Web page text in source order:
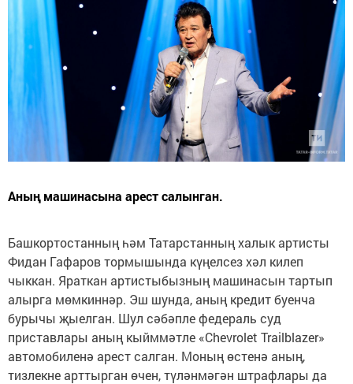
Аның машинасына арест салынган.
Башкортостанның һәм Татарстанның халык артисты
Фидан Гафаров тормышында күңелсез хәл килеп
чыккан. Яраткан артистыбызның машинасын тартып
алырга мөмкиннәр. Эш шунда, аның кредит буенча
бурычы җыелган. Шул сәбәпле федераль суд
приставлары аның кыйммәтле «Chevrolet Trailblazer»
автомобиленә арест салган. Моның өстенә аның,
тизлекне арттырган өчен, түләнмәгән штрафлары да